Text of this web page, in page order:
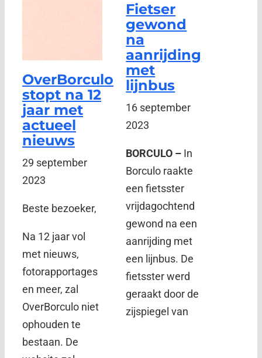
OverBorculo
stopt na 12
jaar met
actueel
nieuws
29 september
2023
Beste bezoeker,
Na 12 jaar vol
met nieuws,
fotorapportages
en meer, zal
OverBorculo niet
ophouden te
bestaan. De
Fietser
gewond
na
aanrijding
met
lijnbus
16 september
2023
BORCULO – In
Borculo raakte
een fietsster
vrijdagochtend
gewond na een
aanrijding met
een lijnbus. De
fietsster werd
geraakt door de
zijspiegel van